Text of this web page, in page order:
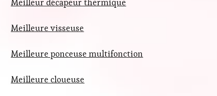
Meilleur décapeur thermique
Meilleure visseuse
Meilleure ponceuse multifonction
Meilleure cloueuse